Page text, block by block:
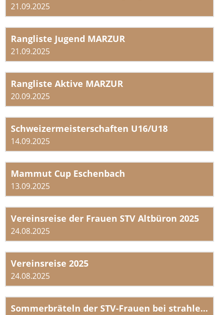
21.09.2025
Rangliste Jugend MARZUR
21.09.2025
Rangliste Aktive MARZUR
20.09.2025
Schweizermeisterschaften U16/U18
14.09.2025
Mammut Cup Eschenbach
13.09.2025
Vereinsreise der Frauen STV Altbüron 2025
24.08.2025
Vereinsreise 2025
24.08.2025
Sommerbräteln der STV-Frauen bei strahlendem Wetter